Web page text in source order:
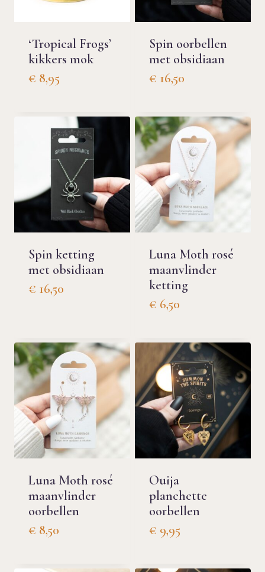
‘Tropical Frogs’
kikkers mok
€ 8,95
Spin oorbellen
met obsidiaan
€ 16,50
Spin ketting
met obsidiaan
€ 16,50
Luna Moth rosé
maanvlinder
ketting
€ 6,50
Luna Moth rosé
maanvlinder
oorbellen
€ 8,50
Ouija
planchette
oorbellen
€ 9,95